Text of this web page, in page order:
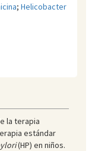
; Helicobacter
la terapia
estándar
(HP) en niños.